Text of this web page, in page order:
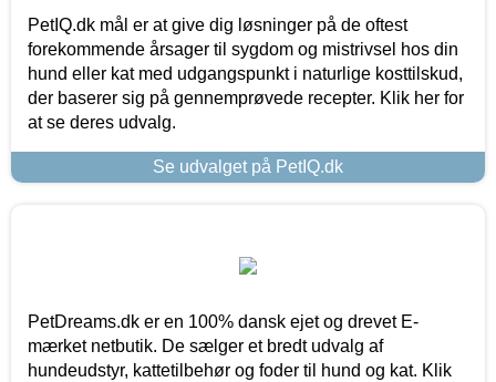
PetIQ.dk mål er at give dig løsninger på de oftest
forekommende årsager til sygdom og mistrivsel hos din
hund eller kat med udgangspunkt i naturlige kosttilskud,
der baserer sig på gennemprøvede recepter. Klik her for
at se deres udvalg.
Se udvalget på PetIQ.dk
PetDreams.dk er en 100% dansk ejet og drevet E-
mærket netbutik. De sælger et bredt udvalg af
hundeudstyr, kattetilbehør og foder til hund og kat. Klik